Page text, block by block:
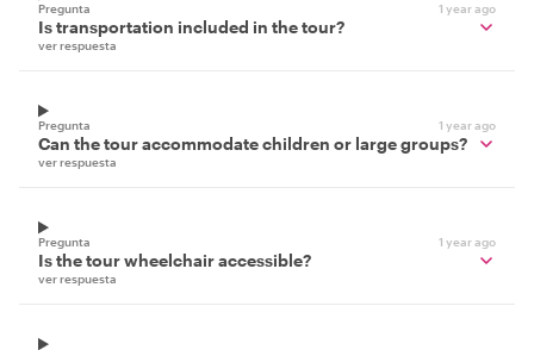
Pregunta 1 year ago
Is transportation included in the tour?
ver respuesta
Pregunta 1 year ago
Can the tour accommodate children or large groups?
ver respuesta
Pregunta 1 year ago
Is the tour wheelchair accessible?
ver respuesta